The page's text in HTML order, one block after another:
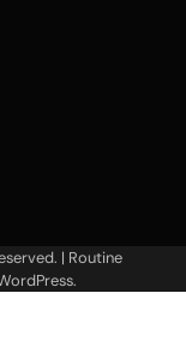
| Routine
.